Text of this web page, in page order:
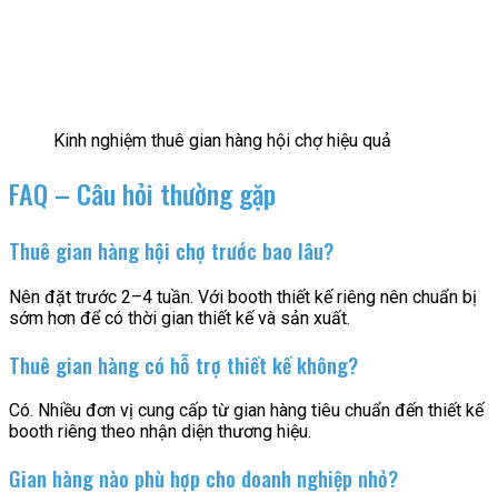
Kinh nghiệm thuê gian hàng hội chợ hiệu quả
FAQ – Câu hỏi thường gặp
Thuê gian hàng hội chợ trước bao lâu?
Nên đặt trước 2–4 tuần. Với booth thiết kế riêng nên chuẩn bị
sớm hơn để có thời gian thiết kế và sản xuất.
Thuê gian hàng có hỗ trợ thiết kế không?
Có. Nhiều đơn vị cung cấp từ gian hàng tiêu chuẩn đến thiết kế
booth riêng theo nhận diện thương hiệu.
Gian hàng nào phù hợp cho doanh nghiệp nhỏ?